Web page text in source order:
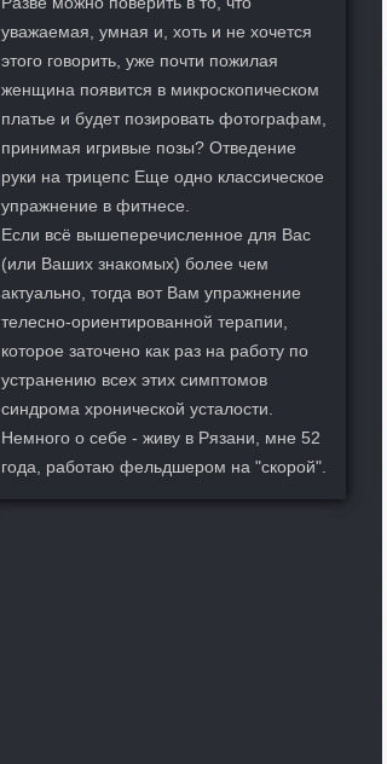
уважаемая, умная и, хоть и не хочется
этого говорить, уже почти пожилая
женщина появится в микроскопическом
платье и будет позировать фотографам,
принимая игривые позы? Отведение
руки на трицепс Еще одно классическое
упражнение в фитнесе.
Если всё вышеперечисленное для Вас
(или Ваших знакомых) более чем
актуально, тогда вот Вам упражнение
телесно-ориентированной терапии,
которое заточено как раз на работу по
устранению всех этих симптомов
синдрома хронической усталости.
Немного о себе - живу в Рязани, мне 52
года, работаю фельдшером на "скорой".